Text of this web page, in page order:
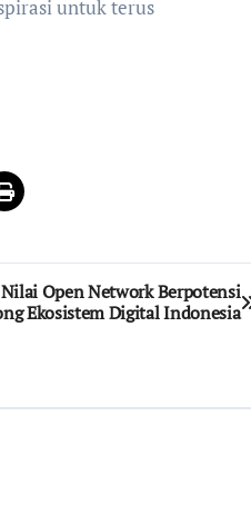
untuk terus
Open Network Berpotensi
Ekosistem Digital Indonesia